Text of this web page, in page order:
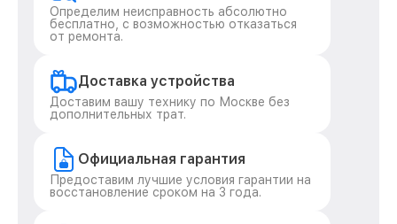
Определим неисправность абсолютно
бесплатно, с возможностью отказаться
от ремонта.
Доставка устройства
Доставим вашу технику по Москве без
дополнительных трат.
Официальная гарантия
Предоставим лучшие условия гарантии на
восстановление сроком на 3 года.